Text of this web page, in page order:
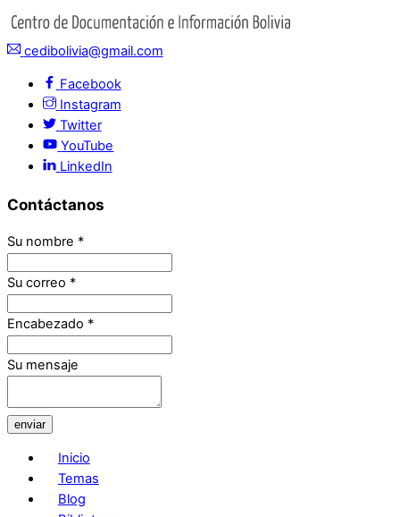
cedibolivia@gmail.com
Facebook
Instagram
Twitter
YouTube
LinkedIn
Contáctanos
Su nombre *
Su correo *
Encabezado *
Su mensaje
enviar
Inicio
Temas
Blog